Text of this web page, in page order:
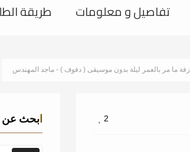
تفاصيل و معلومات طريقة
زفة ما مر بالعمر ليلة بدون موسيقى ( دفوف ) - ماجد المهندس
2 ابحث عن